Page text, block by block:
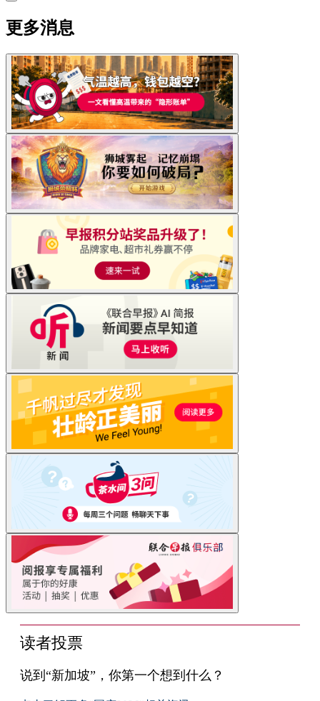
更多消息